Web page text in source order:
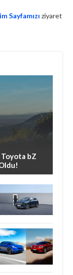
Sayfamızı ziyaret
bZ